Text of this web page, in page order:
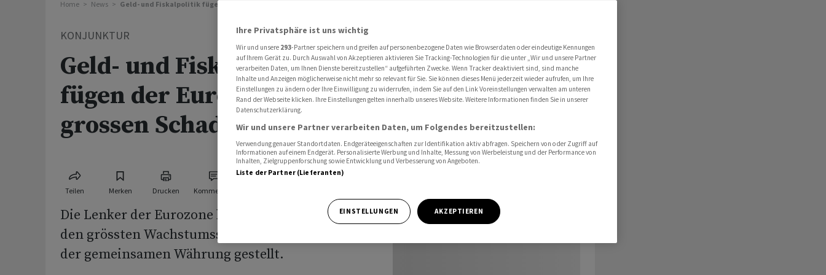
Home News Geld- und Fiskalpolitik fügen der Eurozone einen grossen Schaden zu
KONJUNKTUR
Geld- und Fiskalpolitik
fügen der Eurozone einen
grossen Schaden zu
Teilen Merken Drucken Kommentare
Die Lenker der Eurozone haben die Weichen für
den grössten Wachstumsschock seit Einführung
der gemeinsamen Währung gestellt.
Ihre Privatsphäre ist uns wichtig
Wir und unsere 293-Partner speichern und greifen auf personenbezogene Daten wie Browserdaten oder eindeutige Kennungen
auf Ihrem Gerät zu. Durch Auswahl von Akzeptieren aktivieren Sie Tracking-Technologien für die unter „Wir und unsere Partner
verarbeiten Daten, um Ihnen Dienste bereitzustellen“ aufgeführten Zwecke. Wenn Tracker deaktiviert sind, sind manche
Inhalte und Anzeigen möglicherweise nicht mehr so relevant für Sie. Sie können dieses Menü jederzeit wieder aufrufen, um Ihre
Einstellungen zu ändern oder Ihre Einwilligung zu widerrufen, indem Sie auf den Link Voreinstellungen verwalten am unteren
Rand der Webseite klicken. Ihre Einstellungen gelten innerhalb unseres Website. Weitere Informationen finden Sie in unserer
Datenschutzerklärung.
Wir und unsere Partner verarbeiten Daten, um Folgendes bereitzustellen:
Verwendung genauer Standortdaten. Endgeräteeigenschaften zur Identifikation aktiv abfragen. Speichern von oder Zugriff auf
Informationen auf einem Endgerät. Personalisierte Werbung und Inhalte, Messung von Werbeleistung und der Performance von
Inhalten, Zielgruppenforschung sowie Entwicklung und Verbesserung von Angeboten.
Liste der Partner (Lieferanten)
EINSTELLUNGEN AKZEPTIEREN